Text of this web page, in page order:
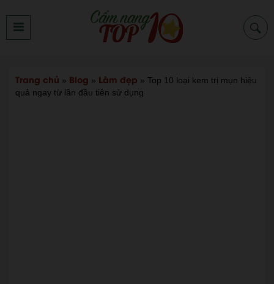
Trang chủ » Blog » Làm đẹp » Top 10 loại kem trị mụn hiệu
quả ngay từ lần đầu tiên sử dụng